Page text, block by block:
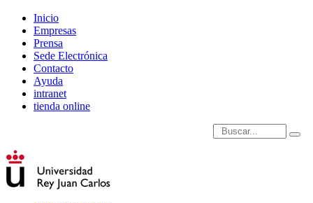
Inicio
Empresas
Prensa
Sede Electrónica
Contacto
Ayuda
intranet
tienda online
Introduce términos de